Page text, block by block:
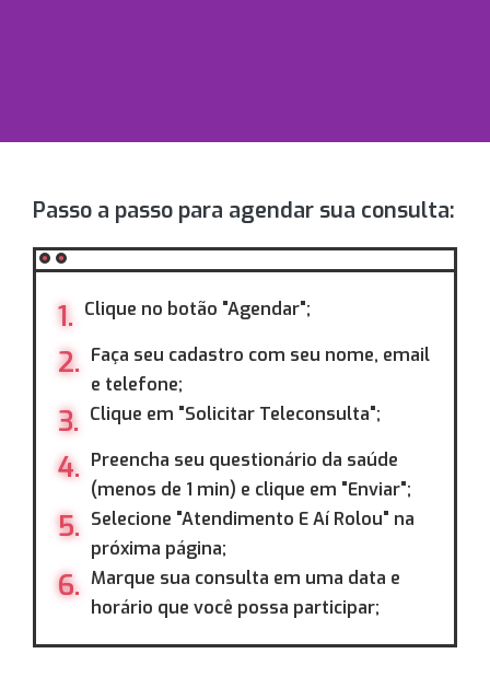
Passo a passo para agendar sua consulta:
1. Clique no botão "Agendar";
2. Faça seu cadastro com seu nome, email
e telefone;
3. Clique em "Solicitar Teleconsulta";
4. Preencha seu questionário da saúde
(menos de 1 min) e clique em "Enviar";
5. Selecione "Atendimento E Aí Rolou" na
próxima página;
6. Marque sua consulta em uma data e
horário que você possa participar;